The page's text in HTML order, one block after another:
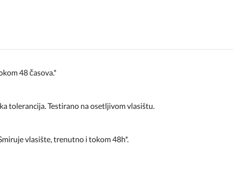
48 časova.*
tolerancija. Testirano na osetljivom vlasištu.
vlasište, trenutno i tokom 48h*.